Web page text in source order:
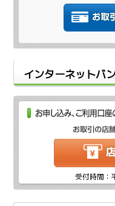
インターネットバ
受付時間